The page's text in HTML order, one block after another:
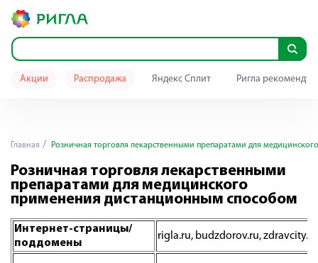
Акции Распродажа Яндекс Сплит Ригла
Главная Розничная торговля лекарственными препаратами для
Розничная торговля лекарственными
препаратами для медицинского
применения дистанционным способом
Интернет-страницы/
поддомены
rigla.ru, budzdorov.ru, zdravcity.ru